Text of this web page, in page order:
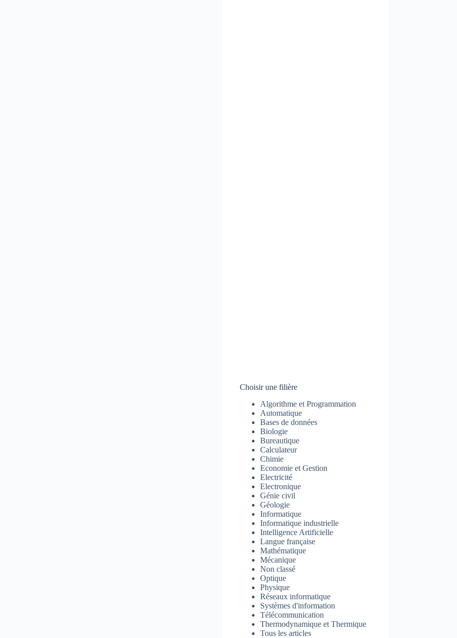
Choisir une filière
Algorithme et Programmation
Automatique
Bases de données
Biologie
Bureautique
Calculateur
Chimie
Economie et Gestion
Electricité
Electronique
Génie civil
Géologie
Informatique
Informatique industrielle
Intelligence Artificielle
Langue française
Mathématique
Mécanique
Non classé
Optique
Physique
Réseaux informatique
Systèmes d'information
Télécommunication
Thermodynamique et Thermique
Tous les articles